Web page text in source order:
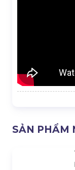
SẢN PHẨM